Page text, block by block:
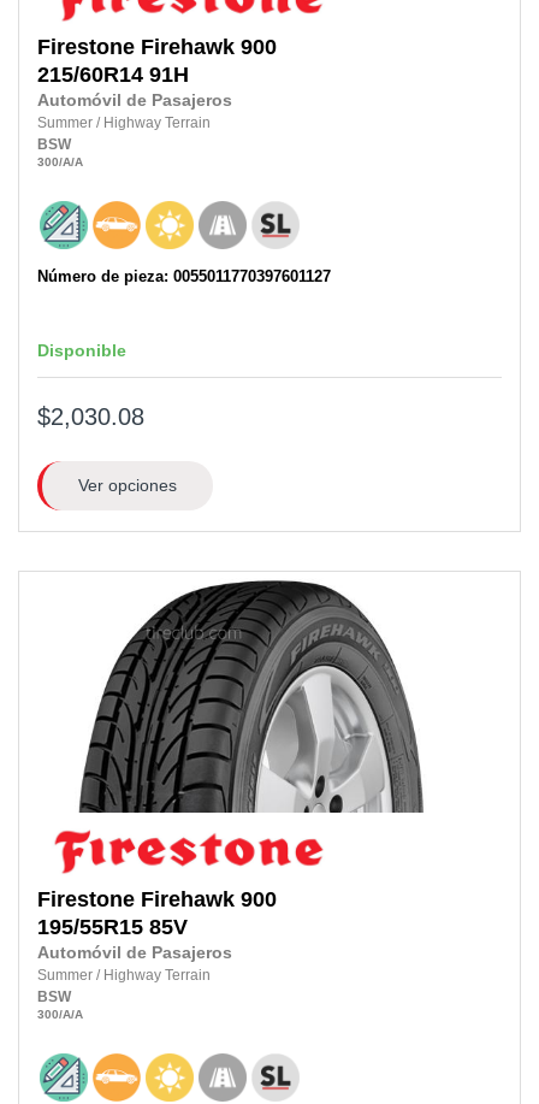
Firestone Firehawk 900
215/60R14 91H
Automóvil de Pasajeros
Summer / Highway Terrain
BSW
300/A/A
Número de pieza: 0055011770397601127
Disponible
$2,030.08
Ver opciones
Firestone Firehawk 900
195/55R15 85V
Automóvil de Pasajeros
Summer / Highway Terrain
BSW
300/A/A